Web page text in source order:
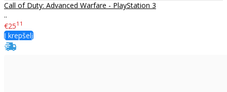
Call of Duty: Advanced Warfare - PlayStation 3
..
€2511
Į krepšelį